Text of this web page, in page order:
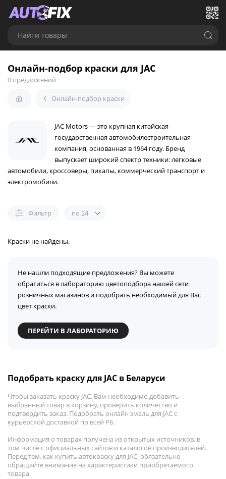
Найти товары
Онлайн-подбор краски для JAC
0 предложений
Онлайн-подбор краски
JAC Motors — это крупная китайская
государственная автомобилестроительная
компания, основанная в 1964 году. Бренд
выпускает широкий спектр техники: легковые
автомобили, кроссоверы, пикапы, коммерческий транспорт и
электромобили.
Фильтр по 24
Краски не найдены.
Не нашли подходящие предложения? Вы можете
обратиться в лабораторию цветоподбора нашей сети
розничных магазинов и подобрать необходимый для Вас
цвет краски.
ПЕРЕЙТИ В ЛАБОРАТОРИЮ
Подобрать краску для JAC в Беларуси
Чтобы заказать краску JAC, Вам необходимо добавить
выбранный товар в корзину, проверить количество и
подтвердить заказ. Подобрать онлайн эмаль для JAC с
курьерской доставкой по всей РБ.
Информация о товарах получена из открытых источников, в
том числе с официальных сайтов и каталогов производителей.
Перед тем, как купить автокраску для JAC, обязательно
обращайте внимание на характеристики приобретаемого
товара.